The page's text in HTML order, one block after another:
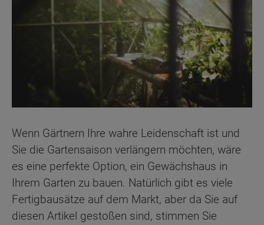
Wenn Gärtnern Ihre wahre Leidenschaft ist und
Sie die Gartensaison verlängern möchten, wäre
es eine perfekte Option, ein Gewächshaus in
Ihrem Garten zu bauen. Natürlich gibt es viele
Fertigbausätze auf dem Markt, aber da Sie auf
diesen Artikel gestoßen sind, stimmen Sie